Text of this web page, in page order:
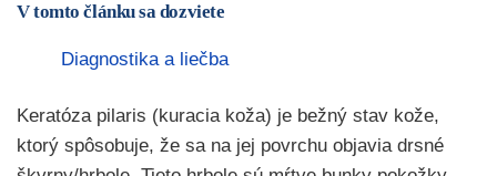
V tomto článku sa dozviete
Diagnostika a liečba
Keratóza pilaris (kuracia koža) je bežný stav kože,
ktorý spôsobuje, že sa na jej povrchu objavia drsné